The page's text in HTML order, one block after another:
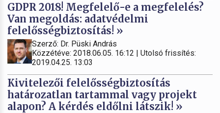
GDPR 2018! Megfelelő-e a megfelelés?
Van megoldás: adatvédelmi
felelősségbiztosítás! »
Szerző: Dr. Püski András
Közzétéve: 2018.06.05. 16:12 | Utolsó frissítés:
2019.04.25. 13:03
Kivitelezői felelősségbiztosítás
határozatlan tartammal vagy projekt
alapon? A kérdés eldőlni látszik! »